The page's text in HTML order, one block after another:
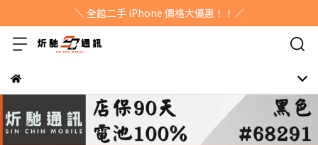
＼ 全館二手 iPhone 價格大優惠！！／